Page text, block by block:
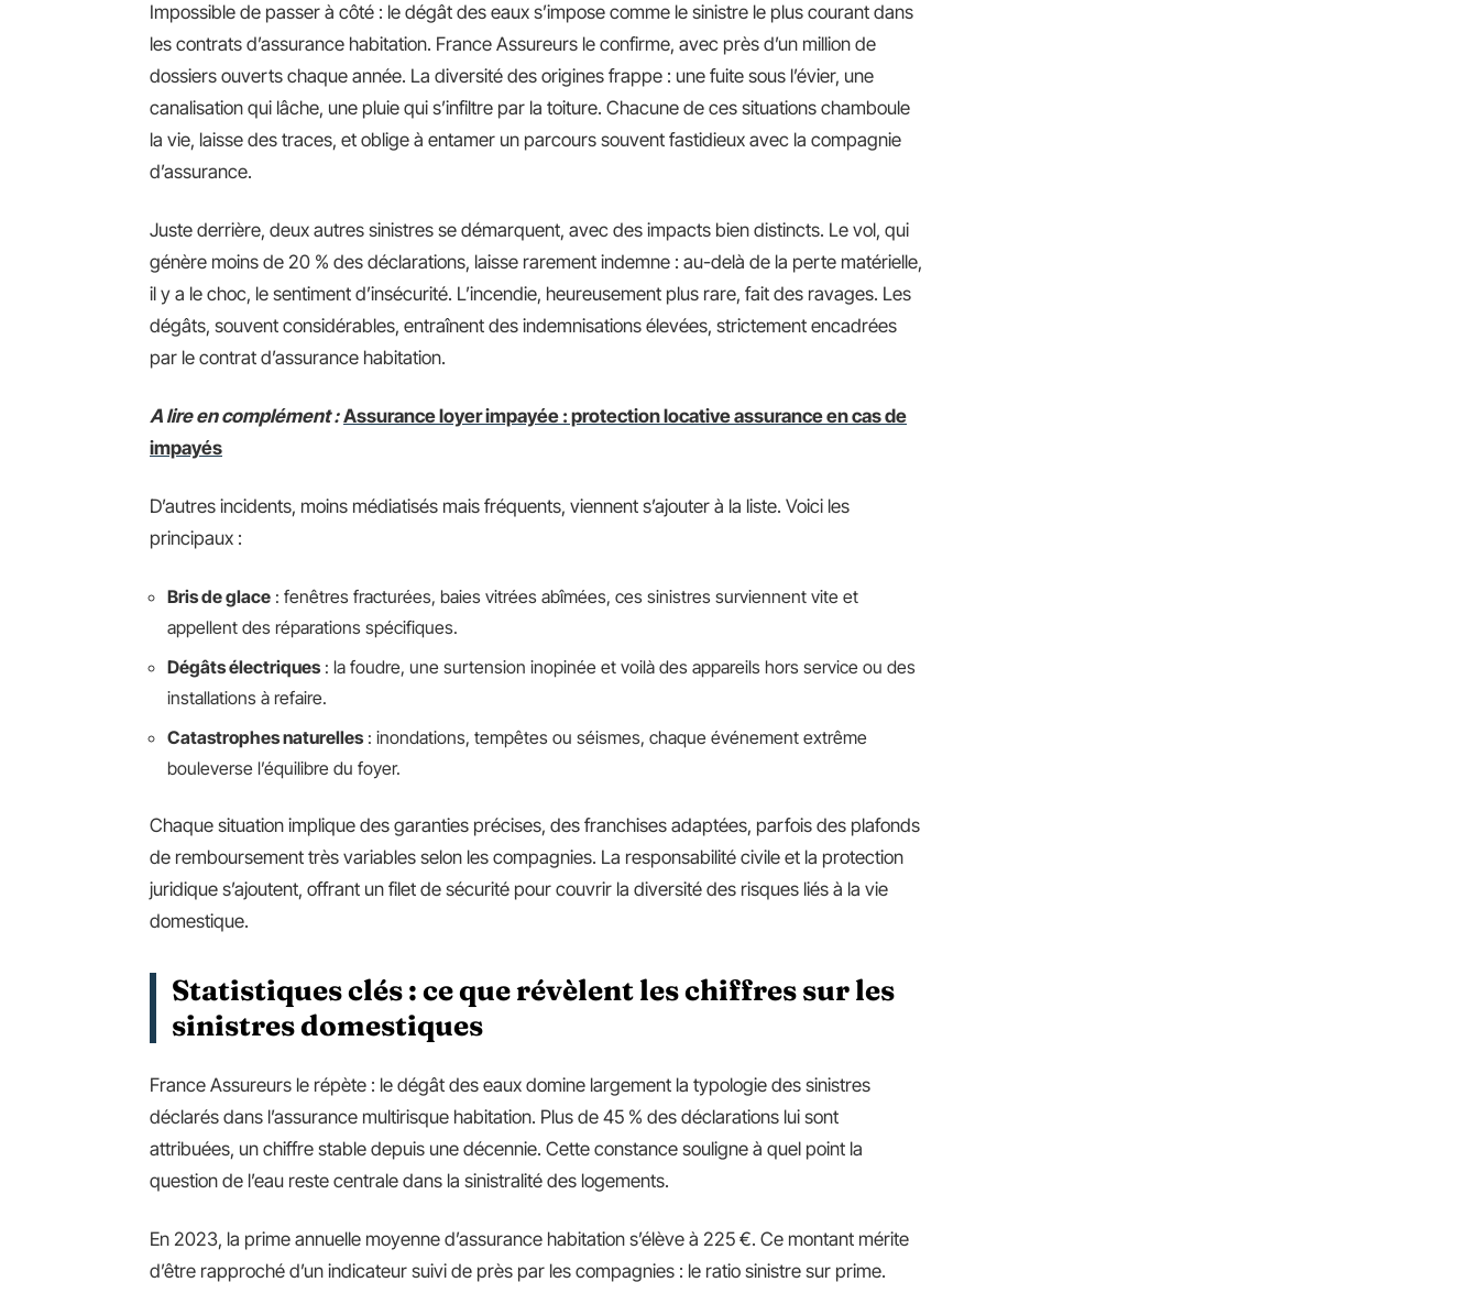
Impossible de passer à côté : le dégât des eaux s’impose comme le sinistre le plus courant dans
les contrats d’assurance habitation. France Assureurs le confirme, avec près d’un million de
dossiers ouverts chaque année. La diversité des origines frappe : une fuite sous l’évier, une
canalisation qui lâche, une pluie qui s’infiltre par la toiture. Chacune de ces situations chamboule
la vie, laisse des traces, et oblige à entamer un parcours souvent fastidieux avec la compagnie
d’assurance.
Juste derrière, deux autres sinistres se démarquent, avec des impacts bien distincts. Le vol, qui
génère moins de 20 % des déclarations, laisse rarement indemne : au-delà de la perte matérielle,
il y a le choc, le sentiment d’insécurité. L’incendie, heureusement plus rare, fait des ravages. Les
dégâts, souvent considérables, entraînent des indemnisations élevées, strictement encadrées
par le contrat d’assurance habitation.
A lire en complément : Assurance loyer impayée : protection locative assurance en cas de
impayés
D’autres incidents, moins médiatisés mais fréquents, viennent s’ajouter à la liste. Voici les
principaux :
Bris de glace : fenêtres fracturées, baies vitrées abîmées, ces sinistres surviennent vite et
appellent des réparations spécifiques.
Dégâts électriques : la foudre, une surtension inopinée et voilà des appareils hors service ou des
installations à refaire.
Catastrophes naturelles : inondations, tempêtes ou séismes, chaque événement extrême
bouleverse l’équilibre du foyer.
Chaque situation implique des garanties précises, des franchises adaptées, parfois des plafonds
de remboursement très variables selon les compagnies. La responsabilité civile et la protection
juridique s’ajoutent, offrant un filet de sécurité pour couvrir la diversité des risques liés à la vie
domestique.
Statistiques clés : ce que révèlent les chiffres sur les
sinistres domestiques
France Assureurs le répète : le dégât des eaux domine largement la typologie des sinistres
déclarés dans l’assurance multirisque habitation. Plus de 45 % des déclarations lui sont
attribuées, un chiffre stable depuis une décennie. Cette constance souligne à quel point la
question de l’eau reste centrale dans la sinistralité des logements.
En 2023, la prime annuelle moyenne d’assurance habitation s’élève à 225 €. Ce montant mérite
d’être rapproché d’un indicateur suivi de près par les compagnies : le ratio sinistre sur prime.